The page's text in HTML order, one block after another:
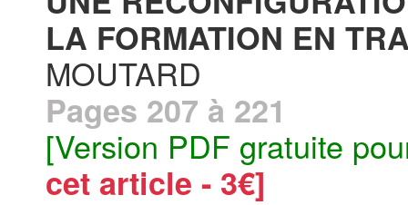
LA FORMATION EN
MOUTARD
Pages 207 à 221
[Version PDF gratuite
cet article - 3€]